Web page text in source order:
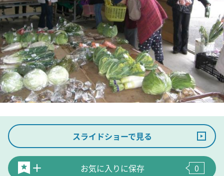
スライドショーで見る
お気に入りに保存 0